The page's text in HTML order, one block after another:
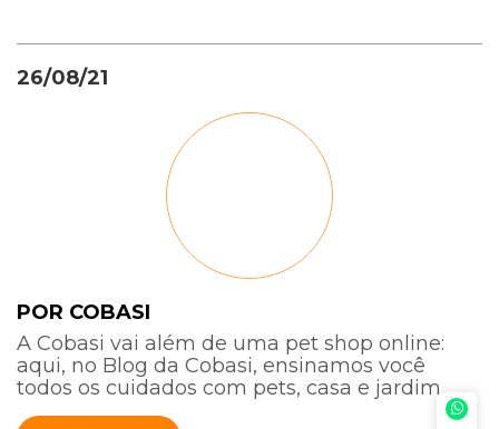
26/08/21
POR COBASI
A Cobasi vai além de uma pet shop online:
aqui, no Blog da Cobasi, ensinamos você
todos os cuidados com pets, casa e jardim.